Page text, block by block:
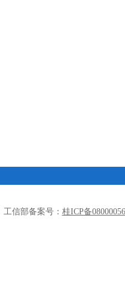
工信部备案号： 桂ICP备